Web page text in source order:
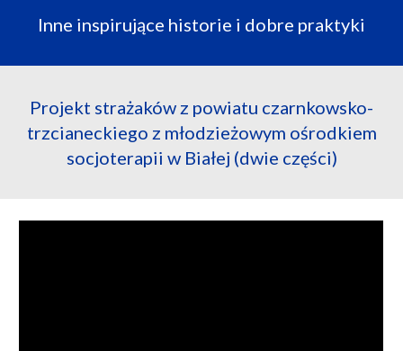
Inne inspirujące historie i dobre praktyki
Projekt strażaków z powiatu czarnkowsko-
trzcianeckiego z młodzieżowym ośrodkiem
socjoterapii w Białej (dwie części)